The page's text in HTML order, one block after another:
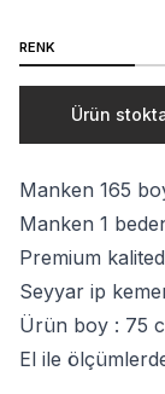
RENK
Ürün
Manken 165
Manken 1
Premium
Seyyar ip
Ürün boy : 75
El ile